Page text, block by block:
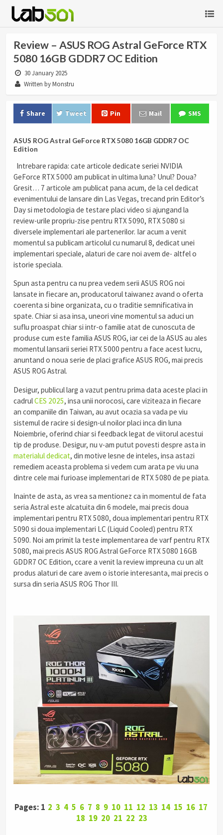
Review – ASUS ROG Astral GeForce RTX
5080 16GB GDDR7 OC Edition
30 January 2025
Written by Monstru
Share Tweet Pin Mail SMS
ASUS ROG Astral GeForce RTX 5080 16GB GDDR7 OC
Edition
Intrebare rapida: cate articole dedicate seriei NVIDIA
GeForce RTX 5000 am publicat in ultima luna? Unul? Doua?
Gresit… 7 articole am publicat pana acum, de la cel dedicat
evenimentului de lansare din Las Vegas, trecand prin Editor’s
Day si metodologia de testare placi video si ajungand la
review-urile propriu-zise pentru RTX 5090, RTX 5080 si
diversele implementari ale partenerilor. Iar acum a venit
momentul sa publicam articolul cu numarul 8, dedicat unei
implementari speciale, alaturi de care noi avem de- altfel o
istorie speciala.
Spun asta pentru ca nu prea vedem serii ASUS ROG noi
lansate in fiecare an, producatorul taiwanez avand o oferta
coerenta si bine organizata, cu o traditie semnificativa in
spate. Chiar si asa insa, uneori vine momentul sa aduci un
suflu proaspat chiar si intr-o familie atat de cunoscuta de
produse cum este familia ASUS ROG, iar cei de la ASUS au ales
momentul lansarii seriei RTX 5000 pentru a face acest lucru,
anuntand o noua serie de placi grafice ASUS ROG, mai precis
ASUS ROG Astral.
Desigur, publicul larg a vazut pentru prima data aceste placi in
cadrulCES 2025, insa unii norocosi, care viziteaza in fiecare
an companiile din Taiwan, au avut ocazia sa vada pe viu
sistemul de racire si design-ul noilor placi inca din luna
Noiembrie, oferind chiar si feedback legat de viitorul acestui
tip de produse. Desigur, nu v-am putut povesti despre asta in
materialul dedicat, din motive lesne de inteles, insa astazi
remediem aceasta problema si vedem cum arata pe viu una
dintre cele mai furioase implementari de RTX 5080 de pe piata.
Inainte de asta, as vrea sa mentionez ca in momentul de fata
seria Astral este alcatuita din 6 modele, mai precis doua
implementari pentru RTX 5080, doua implementari pentru RTX
5090 si doua implementari LC (Liquid Cooled) pentru RTX
5090. Noi am primit la teste implementarea de varf pentru RTX
5080, mai precis ASUS ROG Astral GeForce RTX 5080 16GB
GDDR7 OC Edition, ccare a venit la review impreuna cu un alt
produs alaturi de care avem o istorie interesanta, mai precis o
sursa din seria ASUS ROG Thor III.
Pages: 1 2 3 4 5 6 7 8 9 10 11 12 13 14 15 16 17
18 19 20 21 22 23